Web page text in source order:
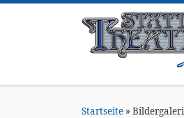
Zum Inhalt springen
Startseite »